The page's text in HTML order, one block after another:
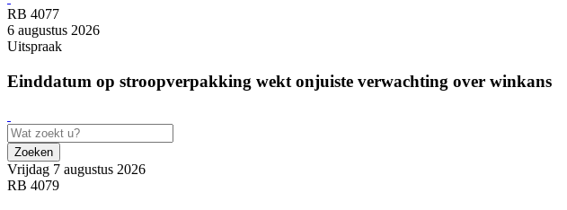
RB 4077
6 augustus 2026
Uitspraak
Einddatum op stroopverpakking wekt onjuiste verwachting over winkans
Zoeken
Vrijdag 7 augustus 2026
RB 4079